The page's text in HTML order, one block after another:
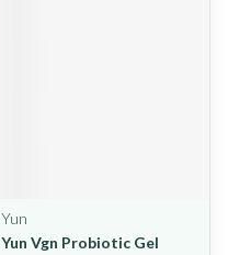
Yun
Yun Vgn Probiotic Gel